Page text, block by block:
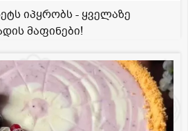
იპყრობს - ყველაზე
მაფინები!